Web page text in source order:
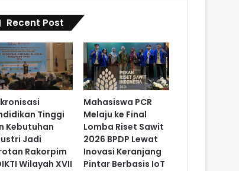
Recent Post
Tinggi
Kebutuhan
Jadi
Rakorpim
Wilayah XVII
Mahasiswa PCR
Melaju ke Final
Lomba Riset Sawit
2026 BPDP Lewat
Inovasi Keranjang
Pintar Berbasis IoT